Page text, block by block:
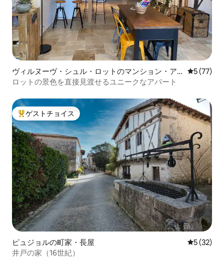
ヴィルヌーヴ・シュル・ロットのマンション・ア
パート
レビュー
5 (77)
ロットの景色を直接見渡せるユニークなアパート
大好評のゲストチョイスです。
ゲストチョイス
ピュジョルの町家・長屋 レビュー
5 (32)
井戸の家（16世紀）